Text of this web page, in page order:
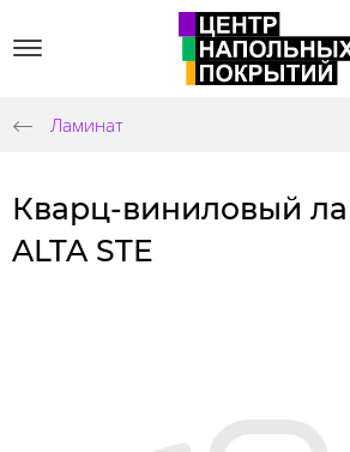
Ламинат
Кварц-виниловый
ALTA STE